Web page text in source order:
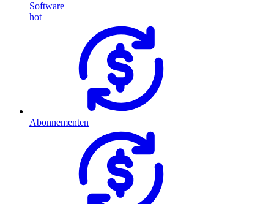
Software
hot
Abonnementen